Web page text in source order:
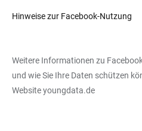
Hinweise zur Facebook-Nutzung
Weitere Informationen zu
und wie Sie Ihre Daten schützen
Website youngdata.de